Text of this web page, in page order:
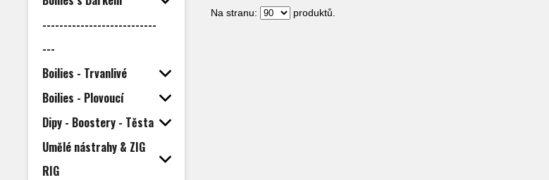
---------------------------
---
Boilies - Trvanlivé
Boilies - Plovoucí
Dipy - Boostery - Těsta
Umělé nástrahy & ZIG
RIG
Na stranu: produktů.